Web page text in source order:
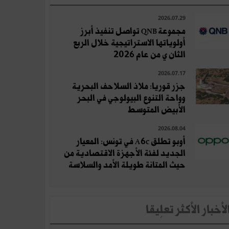
2026.07.29
مجموعة QNB تواصل تنفيذ أبرز
أولوياتها الاستراتيجية خلال الربع
الثان ي من عام 2026
2026.07.17
جزر قوريا: ملاذ السلاحف البحرية
وواحة التنوع البيولوجي في البحر
الأبيض المتوسط
2026.08.04
أوبو تطلق A6c في تونس: المعيار
الجديد لفئة الأجهزة الاقتصادية من
حيث المتانة طويلة الأمد والسلاسة
الأكثر تعلِيقا